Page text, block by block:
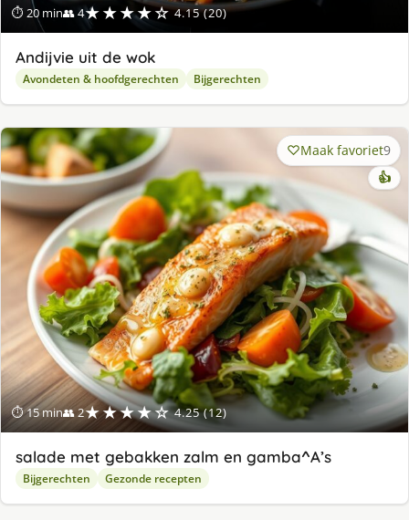
⏱ 20 min👥 4★★★★☆ 4.15 (20)
Andijvie uit de wok
Avondeten & hoofdgerechten Bijgerechten
⏱ 15 min👥 2★★★★☆ 4.25 (12)
Maak favoriet9
👍
salade met gebakken zalm en gamba^A’s
Bijgerechten Gezonde recepten